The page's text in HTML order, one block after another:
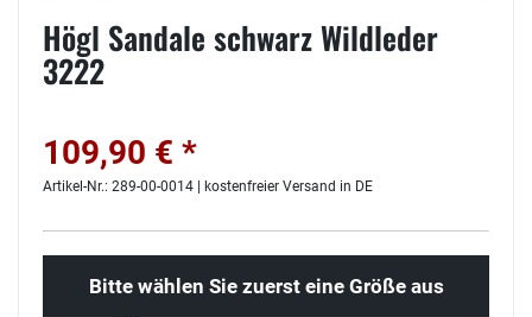
Högl Sandale schwarz Wildleder
3222
109,90 € *
Artikel-Nr.: 289-00-0014 | kostenfreier Versand in DE
Bitte wählen Sie zuerst eine Größe aus